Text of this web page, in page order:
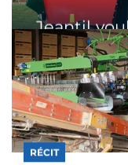
RÉCIT
Les
renforcent